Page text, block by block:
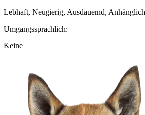
Lebhaft, Neugierig, Ausdauernd, Anhänglich
Umgangssprachlich:
Keine